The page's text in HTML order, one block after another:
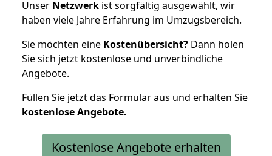
Unser Netzwerk ist sorgfältig ausgewählt, wir
haben viele Jahre Erfahrung im Umzugsbereich.
Sie möchten eine Kostenübersicht? Dann holen
Sie sich jetzt kostenlose und unverbindliche
Angebote.
Füllen Sie jetzt das Formular aus und erhalten Sie
kostenloseAngebote.
Kostenlose Angebote erhalten